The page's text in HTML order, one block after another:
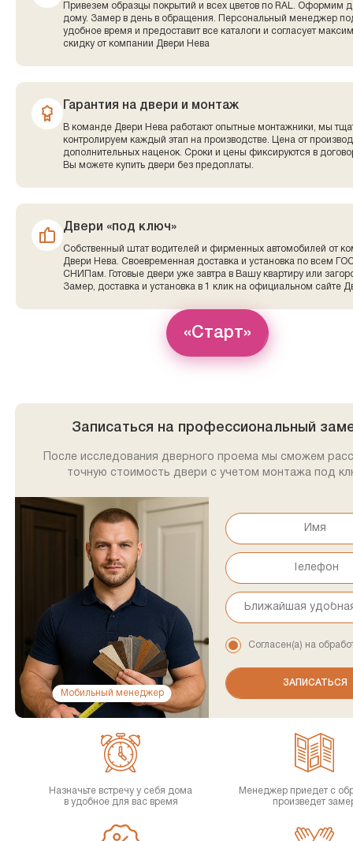
Привезем образцы покрытий и всех цветов по RAL. Оформим
дому. Замер в день в обращения. Персональный менеджер
удобное время и предоставит все каталоги и согласует
скидку от компании Двери Нева
Гарантия на двери и монтаж
В команде Двери Нева работают опытные монтажники, мы
контролируем каждый этап на производстве. Цена от
дополнительных наценок. Сроки и цены фиксируются в
Вы можете купить двери без предоплаты.
Двери «под ключ»
Собственный штат водителей и фирменных автомобилей от
Двери Нева. Своевременная доставка и установка по всем
СНИПам. Готовые двери уже завтра в Вашу квартиру или
Замер, доставка и установка в 1 клик на официальном сайте
«Старт»
Записаться на профессиональный
После исследования дверного проема мы сможем
точную стоимость двери с учетом монтажа под
Мобильный менеджер
Согласен(а) на
Назначьте встречу у себя дома
в удобное для вас время
Менеджер приедет с
произведет